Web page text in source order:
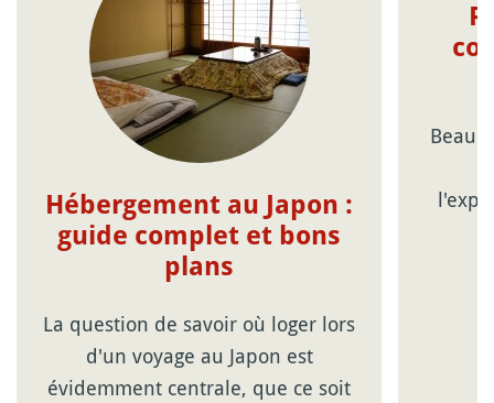
Hébergement au Japon :
guide complet et bons
plans
La question de savoir où loger lors
d'un voyage au Japon est
évidemment centrale, que ce soit